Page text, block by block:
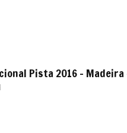
Pista 2016 - Madeira -